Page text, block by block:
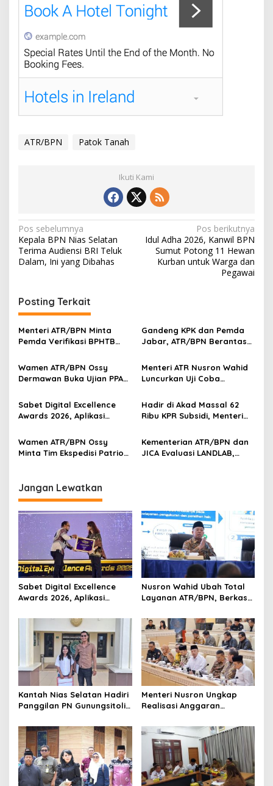
ATR/BPN Patok Tanah
Ikuti Kami
Navigasi
pos
Pos sebelumnya
Kepala BPN Nias Selatan
Terima Audiensi BRI Teluk
Dalam, Ini yang Dibahas
Pos berikutnya
Idul Adha 2026, Kanwil BPN
Sumut Potong 11 Hewan
Kurban untuk Warga dan
Pegawai
Posting Terkait
Menteri ATR/BPN Minta
Pemda Verifikasi BPHTB
Bakal Diintegrasikan
Gandeng KPK dan Pemda
Jabar, ATR/BPN Berantas
Lahan
Wamen ATR/BPN Ossy
Dermawan Buka Ujian PPAT
Menteri ATR Nusron Wahid
Luncurkan Uji Coba
Hari Mulai 17 Agustus
Sabet Digital Excellence
Awards 2026, Aplikasi
Raih Top Public Service App
Hadir di Akad Massal 62
Ribu KPR Subsidi, Menteri
Beri Kepastian Hukum
Wamen ATR/BPN Ossy
Minta Tim Ekspedisi Patriot
Transmigrasi
Kementerian ATR/BPN dan
JICA Evaluasi LANDLAB,
Jangan Lewatkan
Sabet Digital Excellence
Awards 2026, Aplikasi
Raih Top Public Service App
Nusron Wahid Ubah Total
Layanan ATR/BPN, Berkas
Rampung Maksimal 10 Hari
Kantah Nias Selatan Hadiri
Panggilan PN Gunungsitoli
Tanah
Menteri Nusron Ungkap
Realisasi Anggaran
Persen